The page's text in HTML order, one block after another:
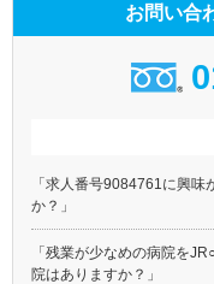
お問い合
「求人番号9084761に興
か？」
「残業が少なめの病院を
院はありますか？」